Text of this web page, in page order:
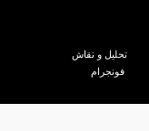
تحليل و نقاش
فونجرام